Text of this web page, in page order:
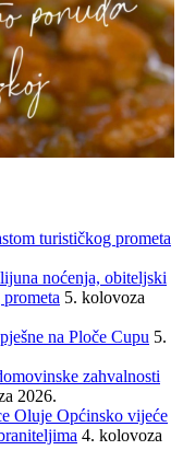
turističkog prometa
noćenja, obiteljski
5. kolovoza
na Ploče Cupu 5.
zahvalnosti
2026.
Oluje Općinsko vijeće
4. kolovoza